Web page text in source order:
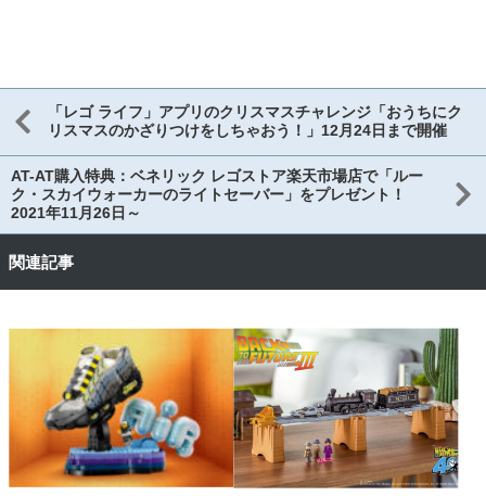
「レゴ ライフ」アプリのクリスマスチャレンジ「おうちにク
リスマスのかざりつけをしちゃおう！」12月24日まで開催
AT-AT購入特典：ベネリック レゴストア楽天市場店で「ルー
ク・スカイウォーカーのライトセーバー」をプレゼント！
2021年11月26日～
関連記事